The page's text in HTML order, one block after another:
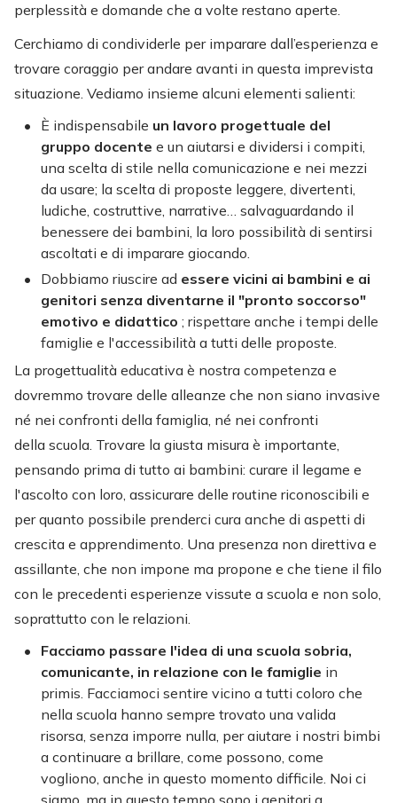
perplessità e domande che a volte restano aperte.
Cerchiamo di condividerle per imparare dall’esperienza e
trovare coraggio per andare avanti in questa imprevista
situazione. Vediamo insieme alcuni elementi salienti:
È indispensabile un lavoro progettuale del
gruppo docente e un aiutarsi e dividersi i compiti,
una scelta di stile nella comunicazione e nei mezzi
da usare; la scelta di proposte leggere, divertenti,
ludiche, costruttive, narrative… salvaguardando il
benessere dei bambini, la loro possibilità di sentirsi
ascoltati e di imparare giocando.
Dobbiamo riuscire ad essere vicini ai bambini e ai
genitori senza diventarne il "pronto soccorso"
emotivo e didattico ; rispettare anche i tempi delle
famiglie e l'accessibilità a tutti delle proposte.
La progettualità educativa è nostra competenza e
dovremmo trovare delle alleanze che non siano invasive
né nei confronti della famiglia, né nei confronti
della scuola. Trovare la giusta misura è importante,
pensando prima di tutto ai bambini: curare il legame e
l'ascolto con loro, assicurare delle routine riconoscibili e
per quanto possibile prenderci cura anche di aspetti di
crescita e apprendimento. Una presenza non direttiva e
assillante, che non impone ma propone e che tiene il filo
con le precedenti esperienze vissute a scuola e non solo,
soprattutto con le relazioni.
Facciamo passare l'idea di una scuola sobria,
comunicante, in relazione con le famiglie in
primis. Facciamoci sentire vicino a tutti coloro che
nella scuola hanno sempre trovato una valida
risorsa, senza imporre nulla, per aiutare i nostri bimbi
a continuare a brillare, come possono, come
vogliono, anche in questo momento difficile. Noi ci